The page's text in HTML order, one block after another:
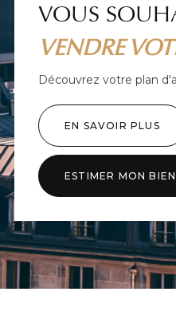
VOUS
VENDRE
Découvrez votre plan
EN SAVOIR PLUS
ESTIMER MON